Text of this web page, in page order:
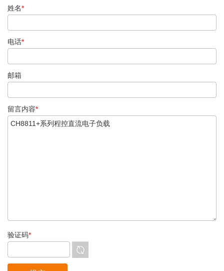
姓名*
电话*
邮箱
留言内容*
验证码*